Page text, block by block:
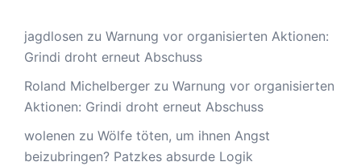
jagdlosen zu Warnung vor organisierten Aktionen:
Grindi droht erneut Abschuss
Roland Michelberger zu Warnung vor organisierten
Aktionen: Grindi droht erneut Abschuss
wolenen zu Wölfe töten, um ihnen Angst
beizubringen? Patzkes absurde Logik